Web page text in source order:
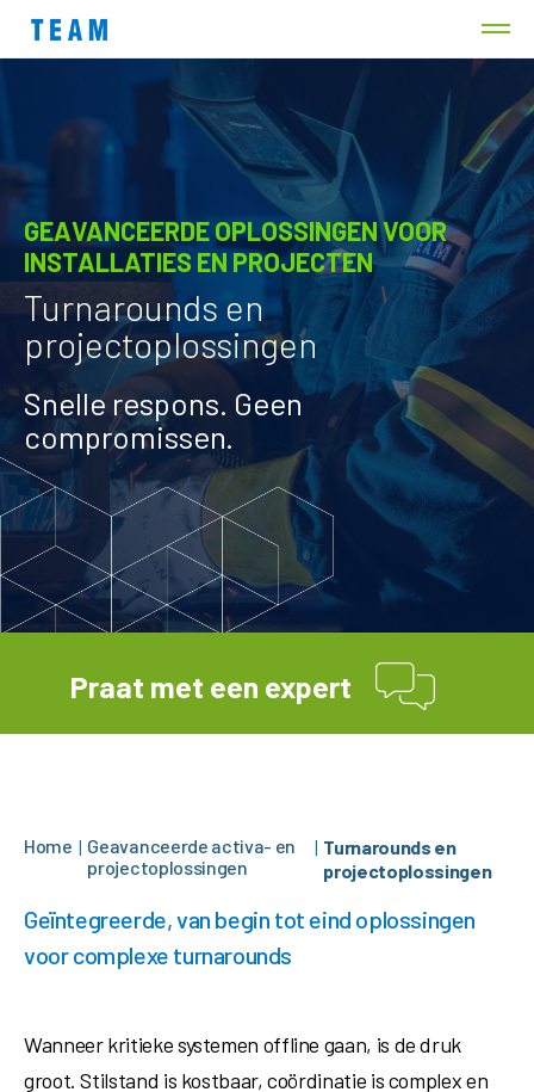
GEAVANCEERDE OPLOSSINGEN VOOR
INSTALLATIES EN PROJECTEN
Turnarounds en
projectoplossingen
Snelle respons. Geen
compromissen.
Praat met een expert
Home | Geavanceerde activa- en
projectoplossingen
| Turnarounds en
projectoplossingen
Geïntegreerde, van begin tot eind oplossingen
voor complexe turnarounds
Wanneer kritieke systemen offline gaan, is de druk
groot. Stilstand is kostbaar, coördinatie is complex en